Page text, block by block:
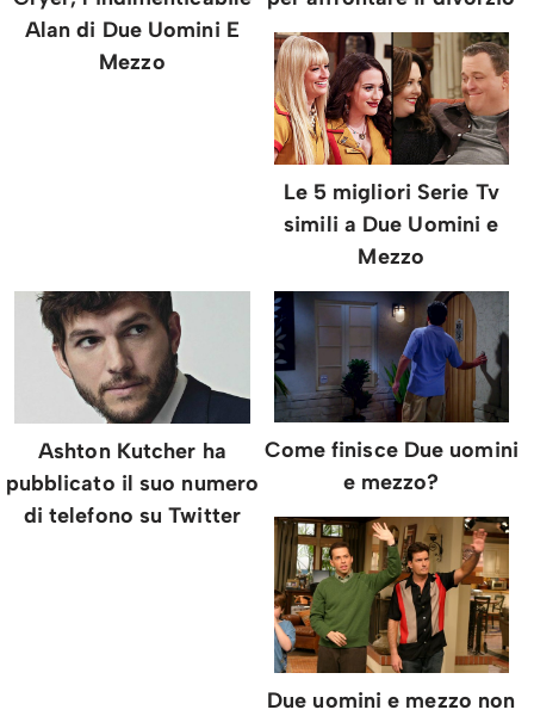
Alan di Due Uomini E
Mezzo
Le 5 migliori Serie Tv
simili a Due Uomini e
Mezzo
Ashton Kutcher ha
pubblicato il suo numero
di telefono su Twitter
Come finisce Due uomini
e mezzo?
Due uomini e mezzo non